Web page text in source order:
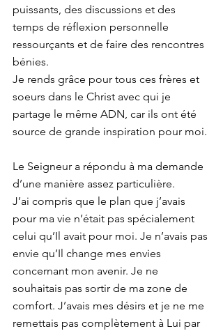
puissants, des discussions et des
temps de réflexion personnelle
ressourçants et de faire des rencontres
bénies.
Je rends grâce pour tous ces frères et
soeurs dans le Christ avec qui je
partage le même ADN, car ils ont été
source de grande inspiration pour moi.
Le Seigneur a répondu à ma demande
d’une manière assez particulière.
J’ai compris que le plan que j’avais
pour ma vie n’était pas spécialement
celui qu’Il avait pour moi. Je n’avais pas
envie qu’Il change mes envies
concernant mon avenir. Je ne
souhaitais pas sortir de ma zone de
comfort. J’avais mes désirs et je ne me
remettais pas complètement à Lui par